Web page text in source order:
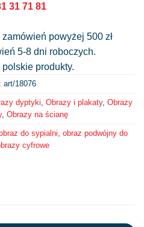
31 71 81
powyżej 500 zł
5-8 dni roboczych.
produkty.
art/18076
dyptyki Obrazy i plakaty, Obrazy
, Obrazy na ścianę
do sypialni obraz podwójny do
cyfrowe